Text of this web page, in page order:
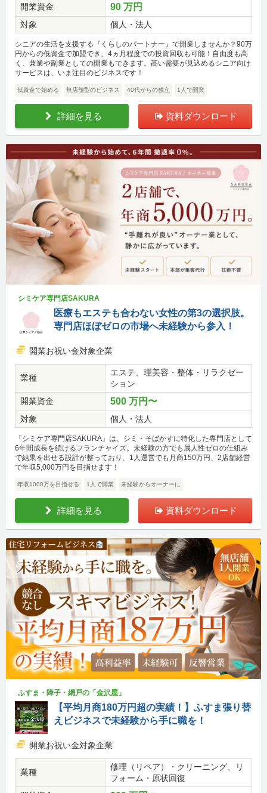
開業資金
90 万円
対象 個人・法人
シニアの生活を支援する『くらしのパートナー』で開業しませんか？90万
円からの低資金で加盟でき、4ヵ月程度での投資回収も可能！自由度も高
く、兼業や副業としての開業もできます。高い需要が見込めるシニア向け
サービスは、いま注目のビジネスです！
低資金で始める 無店舗型のビジネス 40代からの独立 1人で開業
詳細を見る 資料ダウンロード
シミケア専門店SAKURA
医療もエステも合わない女性の第3の選択肢。
専門店ほぼゼロの市場へ未経験から参入！
開業お祝い金対象企業
業種
エステ、理美容・整体・リラクゼー
ション
開業資金
500 万円〜
対象 個人・法人
『シミケア専門店SAKURA』は、シミ・そばかすに特化した専門店として
6年間成長を続けるフランチャイズ。未経験の方でも属人性ゼロの仕組み
で結果を出せる設計が整っており、1人運営でも月商150万円、2店舗経営
で年収5,000万円を目指せます！
年収1000万を目指せる 1人で開業 未経験からオーナーに
詳細を見る 資料ダウンロード
ふすま・障子・網戸の「金沢屋」
【平均月商180万円超の実績！】ふすま張り替
えビジネスで未経験から手に職を！
開業お祝い金対象企業
業種
修理（リペア）・クリーニング、リ
フォーム・原状回復